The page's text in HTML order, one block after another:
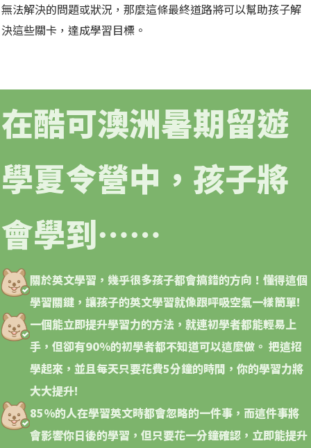
無法解決的問題或狀況，那麼這條最終道路將可以幫助孩子解
決這些關卡，達成學習目標。
在酷可澳洲暑期留遊
學夏令營中，孩子將
會學到⋯⋯
關於英文學習，幾乎很多孩子都會搞錯的方向！ 懂得這個
學習關鍵，讓孩子的英文學習就像跟呯吸空氣一樣簡單!
一個能立即提升學習力的方法，就連初學者都能輕易上
手，但卻有90%的初學者都不知道可以這麼做。 把這招
學起來，並且每天只要花費5分鐘的時間，你的學習力將
大大提升!
85%的人在學習英文時都會忽略的一件事，而這件事將
會影響你日後的學習，但只要花一分鐘確認，立即能提升